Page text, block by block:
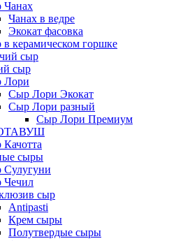
Чанах в ведре
Экокат фасовка
керамическом горшке
сыр
сыр
Лори
Сыр Лори Экокат
Сыр Лори разный
Сыр Лори Премиум
сыры
Чечил
сыр
Antipasti
Крем сыры
Полутвердые сыры